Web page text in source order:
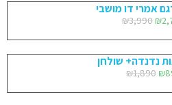
אמרי דו מושבי
₪3,990 ₪
נדנדה+ שולחן
₪1,890 ₪